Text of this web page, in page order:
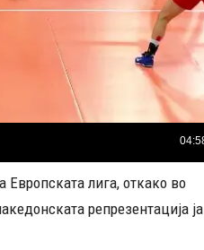
лига, откако во
репрезентација ја